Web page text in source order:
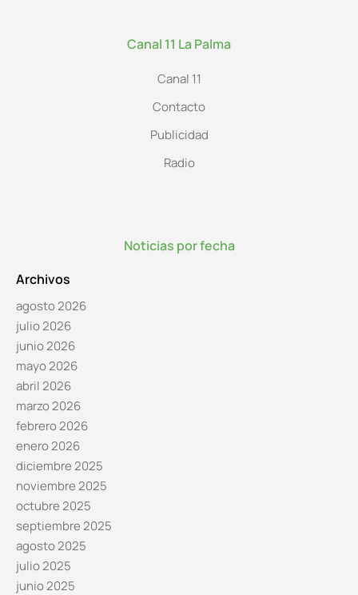
Canal 11 La Palma
Canal 11
Contacto
Publicidad
Radio
Noticias por fecha
Archivos
agosto 2026
julio 2026
junio 2026
mayo 2026
abril 2026
marzo 2026
febrero 2026
enero 2026
diciembre 2025
noviembre 2025
octubre 2025
septiembre 2025
agosto 2025
julio 2025
junio 2025